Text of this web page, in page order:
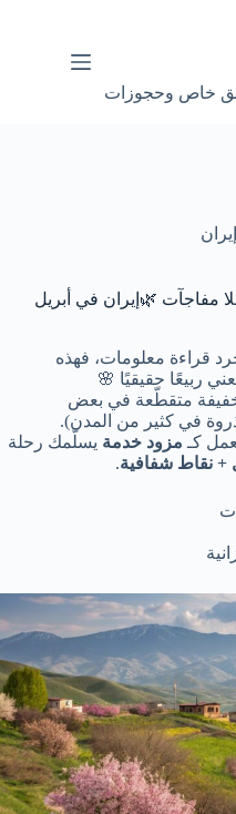
خاص وحجوزات
مفاجآت 🌿إيران في أبريل
قراءة معلومات، فهذه
ربيعًا حقيقيًا 🌸
خفيفة متقطّعة في بعض
في كثير من المدن).
كـ مزود خدمة يسلّمك رحلة
+ نقاط شفافية.